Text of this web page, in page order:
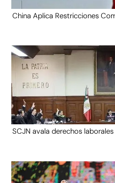
China Aplica Restricciones
SCJN avala derechos